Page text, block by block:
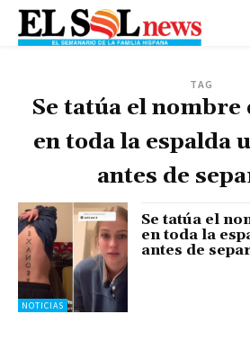
TAG
Se tatúa el nombre
en toda la espalda
antes de
NOTICIAS
Se tatúa el
en toda la
antes de